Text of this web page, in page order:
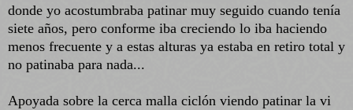
donde yo acostumbraba patinar muy seguido cuando tenía
siete años, pero conforme iba creciendo lo iba haciendo
menos frecuente y a estas alturas ya estaba en retiro total y
no patinaba para nada...
Apoyada sobre la cerca malla ciclón viendo patinar la vi